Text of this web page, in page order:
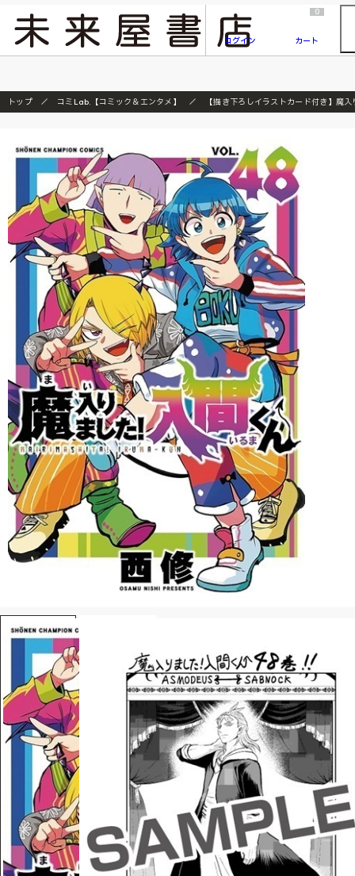
『ONE PIECE magazine 021 ONE PIECEカード付き同梱版』発売延期のご案内
ログイン
0
カート
トップ コミLab.【コミック＆エンタメ】 【描き下ろしイラストカード付き】魔